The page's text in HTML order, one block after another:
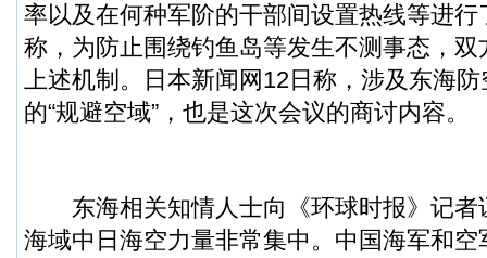
率以及在何种军阶的干部间设置热线等进
称，为防止围绕钓鱼岛等发生不测事态，
上述机制。日本新闻网12日称，涉及东海
的“规避空域”，也是这次会议的商讨内容。
东海相关知情人士向《环球时报》记者
海域中日海空力量非常集中。中国海军和